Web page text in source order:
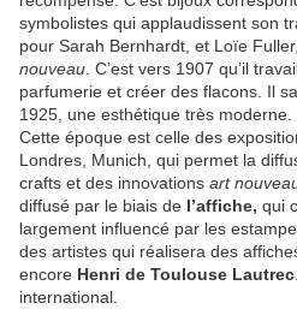
symbolistes qui applaudissent son
pour Sarah Bernhardt, et Loïe
nouveau . C’est vers 1907 qu’il
parfumerie et créer des flacons. Il
1925, une esthétique très moderne.
Cette époque est celle des
Londres, Munich, qui permet la
crafts et des innovations art
diffusé par le biais de l’affiche, qui
largement influencé par les
des artistes qui réalisera des
encore Henri de Toulouse Lautrec
international.